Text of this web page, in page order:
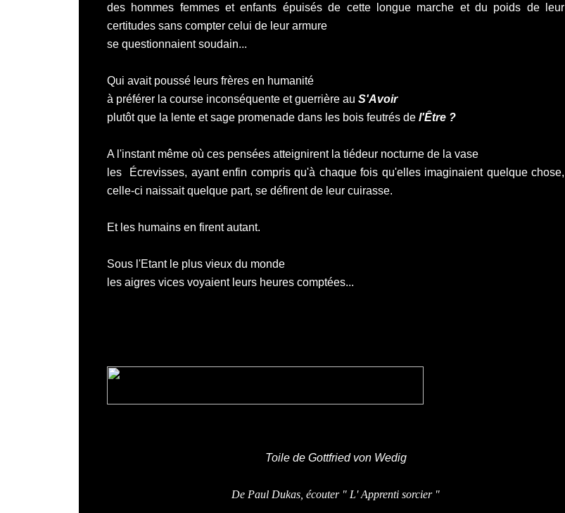
des hommes femmes et enfants épuisés de cette longue marche et du poids de leur
certitudes sans compter celui de leur armure
se questionnaient soudain...
Qui avait poussé leurs frères en humanité
à préférer la course inconséquente et guerrière au S'Avoir
plutôt que la lente et sage promenade dans les bois feutrés de l'Être ?
A l'instant même où ces pensées atteignirent la tiédeur nocturne de la vase
les Écrevisses, ayant enfin compris qu'à chaque fois qu'elles imaginaient quelque chose,
celle-ci naissait quelque part, se défirent de leur cuirasse.
Et les humains en firent autant.
Sous l'Etant le plus vieux du monde
les aigres vices voyaient leurs heures comptées...
Toile de Gottfried von Wedig
De Paul Dukas, écouter " L' Apprenti sorcier "